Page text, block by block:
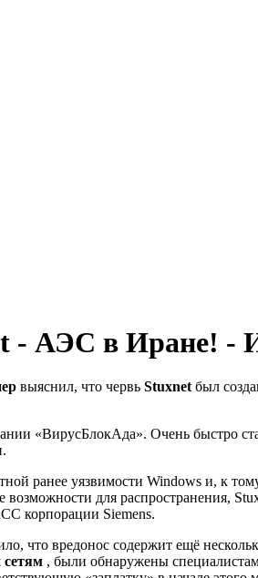
- АЭС в Иране! -
выяснил, что червь Stuxnet был
«ВирусБлокАда». Очень быстро
ранее уязвимости Windows и, к
для распространения,
корпорации Siemens.
что вредонос содержит ещё
сетям , были обнаружены